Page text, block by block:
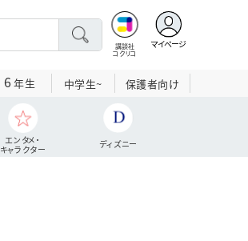
講談社
コクリコ
マイページ
6 年生 中学生~ 保護者向け
エンタメ・
キャラクター
ディズニー